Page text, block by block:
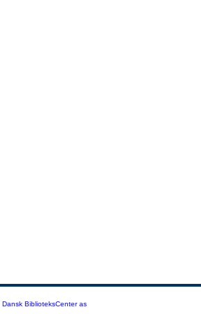
Dansk BiblioteksCenter as